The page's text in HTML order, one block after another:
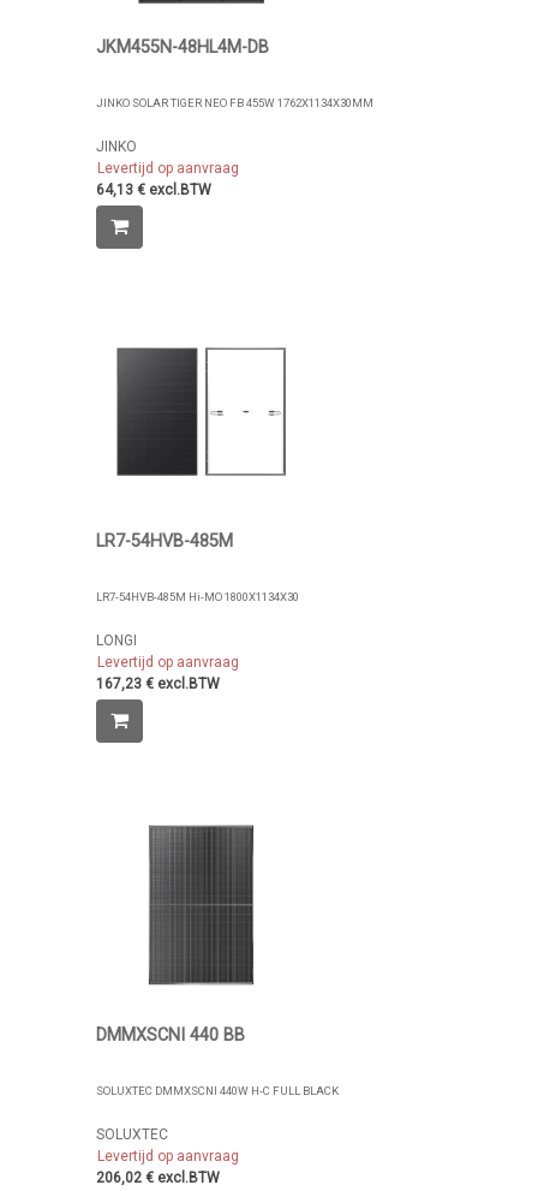
JKM455N-48HL4M-DB
JINKO SOLAR TIGER NEO FB 455W 1762X1134X30MM
JINKO
Levertijd op aanvraag
64,13 € excl.BTW
LR7-54HVB-485M
LR7-54HVB-485M Hi-MO 1800X1134X30
LONGI
Levertijd op aanvraag
167,23 € excl.BTW
DMMXSCNI 440 BB
SOLUXTEC DMMXSCNI 440W H-C FULL BLACK
SOLUXTEC
Levertijd op aanvraag
206,02 € excl.BTW